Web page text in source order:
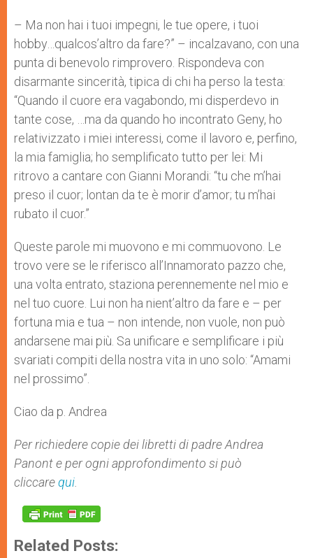
– Ma non hai i tuoi impegni, le tue opere, i tuoi
hobby…qualcos’altro da fare?” – incalzavano, con una
punta di benevolo rimprovero. Rispondeva con
disarmante sincerità, tipica di chi ha perso la testa:
“Quando il cuore era vagabondo, mi disperdevo in
tante cose, …ma da quando ho incontrato Geny, ho
relativizzato i miei interessi, come il lavoro e, perfino,
la mia famiglia; ho semplificato tutto per lei: Mi
ritrovo a cantare con Gianni Morandi: “tu che m’hai
preso il cuor; lontan da te è morir d’amor; tu m’hai
rubato il cuor.”
Queste parole mi muovono e mi commuovono. Le
trovo vere se le riferisco all’Innamorato pazzo che,
una volta entrato, staziona perennemente nel mio e
nel tuo cuore. Lui non ha nient’altro da fare e – per
fortuna mia e tua – non intende, non vuole, non può
andarsene mai più. Sa unificare e semplificare i più
svariati compiti della nostra vita in uno solo: “Amami
nel prossimo”.
Ciao da p. Andrea
Per richiedere copie dei libretti di padre Andrea
Panont e per ogni approfondimento si può
cliccarequi
Related Posts: